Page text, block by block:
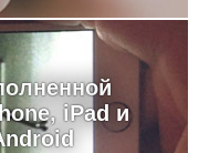
iPad и